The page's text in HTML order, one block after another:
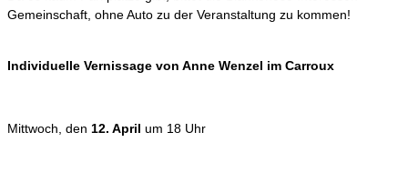
Gemeinschaft, ohne Auto zu der Veranstaltung zu kommen!
Individuelle Vernissage von Anne Wenzel im Carroux
Mittwoch, den 12. April um 18 Uhr